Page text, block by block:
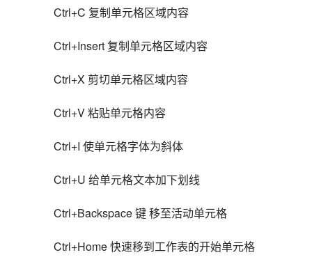
Ctrl+C 复制单元格区域内容
Ctrl+Insert 复制单元格区域内容
Ctrl+X 剪切单元格区域内容
Ctrl+V 粘贴单元格内容
Ctrl+I 使单元格字体为斜体
Ctrl+U 给单元格文本加下划线
Ctrl+Backspace 键 移至活动单元格
Ctrl+Home 快速移到工作表的开始单元格